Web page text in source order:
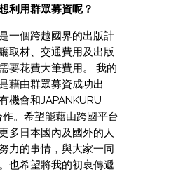
利用群眾募資呢？
一個跨越國界的出版計
取材、交通費用及出版
要花費大筆費用。 我的
藉由群眾募資成功出
機會和JAPANKURU
作。希望能藉由跨國平台
多日本國內及國外的人
力的事情，與大家一同
也希望將我的初衷傳遞